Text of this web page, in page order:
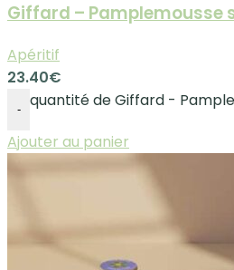
Giffard – Pamplemousse
Apéritif
23.40€
-
quantité de Giffard -
Ajouter au panier